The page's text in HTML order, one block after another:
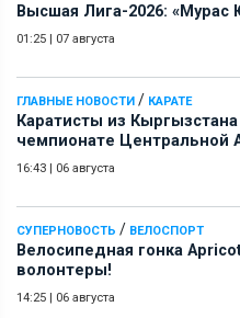
Высшая Лига-2026: «Мурас
01:25 | 07 августа
ГЛАВНЫЕ НОВОСТИ / КАРАТЕ
Каратисты из
чемпионате Центральной
16:43 | 06 августа
СУПЕРНОВОСТЬ / ВЕЛОСПОРТ
Велосипедная гонка
волонтеры!
14:25 | 06 августа